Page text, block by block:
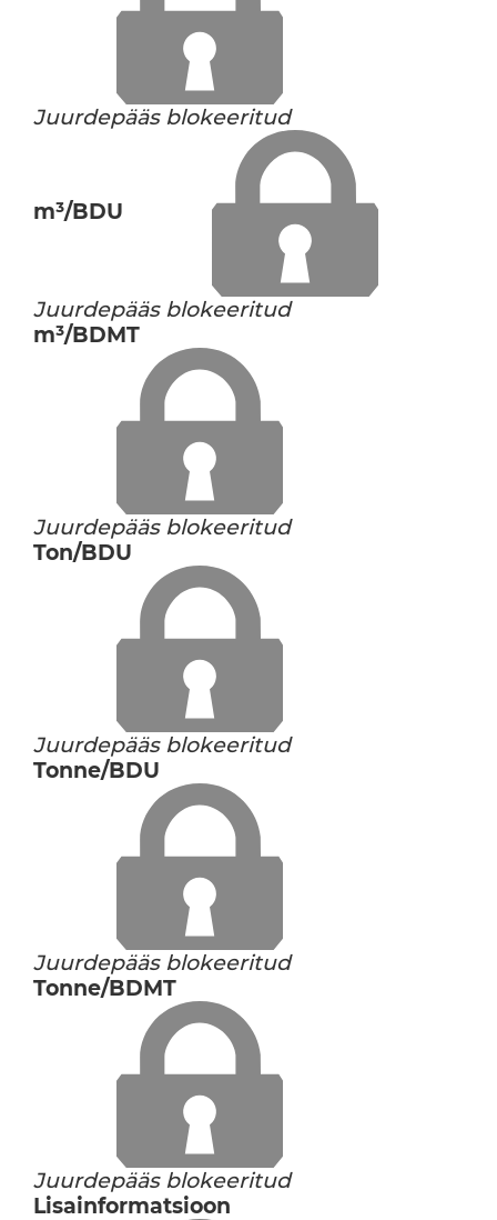
Juurdepääs blokeeritud
m³/BDU
Juurdepääs blokeeritud
m³/BDMT
Juurdepääs blokeeritud
Ton/BDU
Juurdepääs blokeeritud
Tonne/BDU
Juurdepääs blokeeritud
Tonne/BDMT
Juurdepääs blokeeritud
Lisainformatsioon